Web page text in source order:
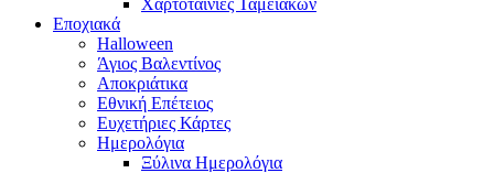
Εποχιακά
Halloween
Άγιος Βαλεντίνος
Αποκριάτικα
Εθνική Επέτειος
Ευχετήριες Κάρτες
Ημερολόγια
Ξύλινα Ημερολόγια